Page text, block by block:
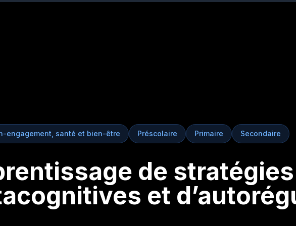
engagement, santé et bien-être Préscolaire Primaire Secondaire
de stratégies
et